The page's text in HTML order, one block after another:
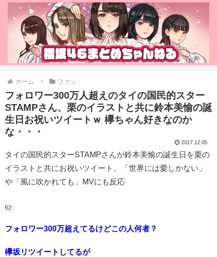
ホーム ファン
フォロワー300万人超えのタイの国民的スター
STAMPさん、栗のイラストと共に鈴本美愉の誕
生日お祝いツイートｗ 欅ちゃん好きなのか
な・・・
2017.12.05
タイの国民的スターSTAMPさんが鈴本美愉の誕生日を栗の
イラストと共にお祝いツイート。「世界には愛しかない」
や「風に吹かれても」MVにも反応
62:
フォロワー300万超えてるけどこの人何者？
欅坂リツイートしてるが